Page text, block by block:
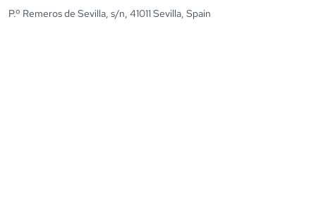
P.º Remeros de Sevilla, s/n, 41011 Sevilla, Spain